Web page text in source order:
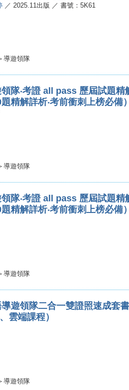
／ 2025.11出版 ／ 書號：5K61
導遊領隊
隊‧考證 all pass 歷屆試題
精解詳析‧考前衝刺上榜必備
導遊領隊
隊‧考證 all pass 歷屆試題
精解詳析‧考前衝刺上榜必備
導遊領隊
遊領隊二合一雙證照速成套
雲端課程）
導遊領隊